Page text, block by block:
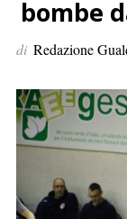
e
r
bombe
di Redazione